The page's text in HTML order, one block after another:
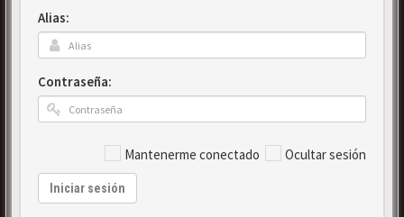
Alias:
Contraseña:
Mantenerme conectado Ocultar sesión
Iniciar sesión